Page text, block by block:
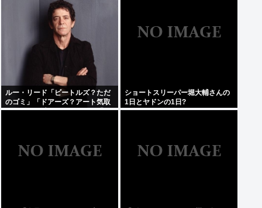
ルー・リード「ビートルズ？ただ
のゴミ」「ドアーズ？アート気取
りのロック以下のバカ」ぼく「な
ショートスリーパー堀大輔さんの
1日とヤドンの1日?